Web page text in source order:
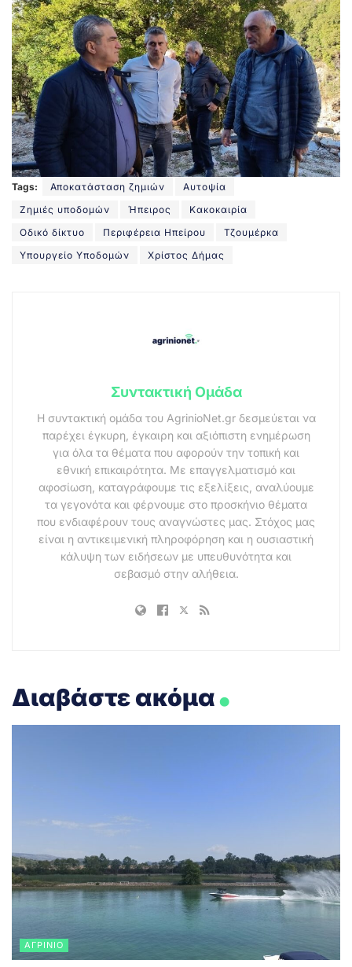
Tags: Αποκατάσταση ζημιών
Αυτοψία
Ζημιές υποδομών
Ήπειρος
Κακοκαιρία
Οδικό δίκτυο
Περιφέρεια Ηπείρου
Τζουμέρκα
Υπουργείο Υποδομών
Χρίστος Δήμας
Συντακτική Ομάδα
Η συντακτική ομάδα του AgrinioNet.gr δεσμεύεται να
παρέχει έγκυρη, έγκαιρη και αξιόπιστη ενημέρωση
για όλα τα θέματα που αφορούν την τοπική και
εθνική επικαιρότητα. Με επαγγελματισμό και
αφοσίωση, καταγράφουμε τις εξελίξεις, αναλύουμε
τα γεγονότα και φέρνουμε στο προσκήνιο θέματα
που ενδιαφέρουν τους αναγνώστες μας. Στόχος μας
είναι η αντικειμενική πληροφόρηση και η ουσιαστική
κάλυψη των ειδήσεων με υπευθυνότητα και
σεβασμό στην αλήθεια.
Διαβάστε ακόμα.
ΑΓΡΊΝΙΟ